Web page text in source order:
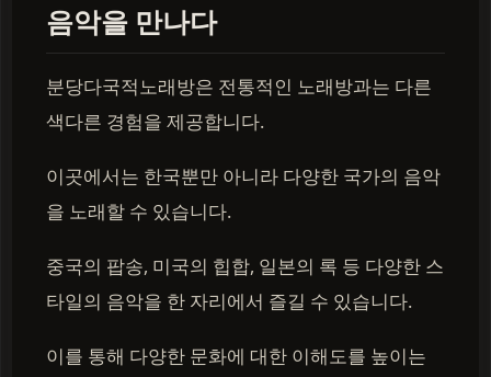
음악을 만나다
분당다국적노래방은 전통적인 노래방과는 다른
색다른 경험을 제공합니다.
이곳에서는 한국뿐만 아니라 다양한 국가의 음악
을 노래할 수 있습니다.
중국의 팝송, 미국의 힙합, 일본의 록 등 다양한 스
타일의 음악을 한 자리에서 즐길 수 있습니다.
이를 통해 다양한 문화에 대한 이해도를 높이는